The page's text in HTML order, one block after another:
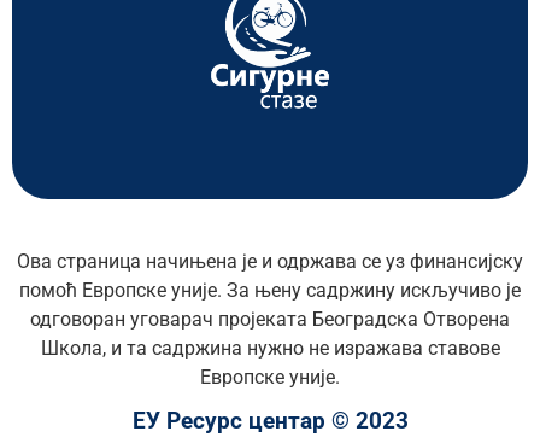
Ова страница начињена је и одржава се уз финансијску
помоћ Европске уније. За њену садржину искључиво је
одговоран уговарач пројеката Београдска Отворена
Школа, и та садржина нужно не изражава ставове
Европске уније.
ЕУ Ресурс центар © 2023